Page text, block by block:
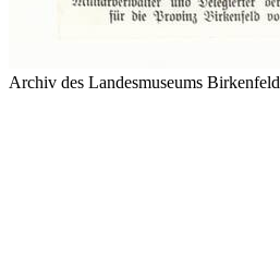
Archiv des Landesmuseums Birkenfeld